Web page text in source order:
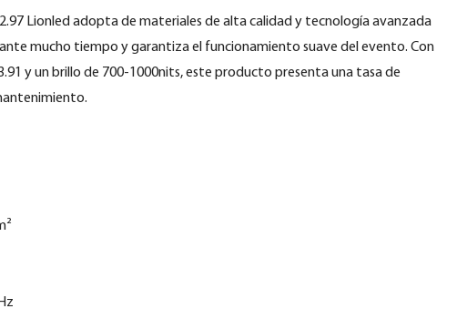
Lionled adopta de materiales de alta calidad y tecnología avanzada
mucho tiempo y garantiza el funcionamiento suave del evento. Con
y un brillo de 700-1000nits, este producto presenta una tasa de